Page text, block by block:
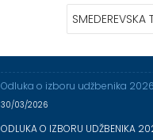
Odluka o izboru udžbenika
30/03/2026
ODLUKA O IZBORU UDŽBENIKA